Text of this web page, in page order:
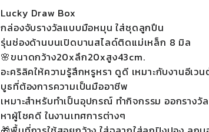
฿4,900.00.
Lucky Draw Box
กล่องจับรางวัลแบบมือหมุน ใส่ชุดลูกปืน
รุ่นช่องด้านบนเปิดบานสไลด์ติดแม่เหล็ก 8 มิล
🌸ขนาดกว้าง20xลึก20xสูง43cm.
อะคริลิคให้ความรู้สึกหรูหรา ดูดี เหมาะกับงานอีเว
บูธที่ต้องการความเป็นมืออาชีพ
เหมาะสำหรับทำเป็นอุปกรณ์ ทำกิจกรรม ออกรางวั
หาผู้โชคดี ในงานเทศการต่างๆ